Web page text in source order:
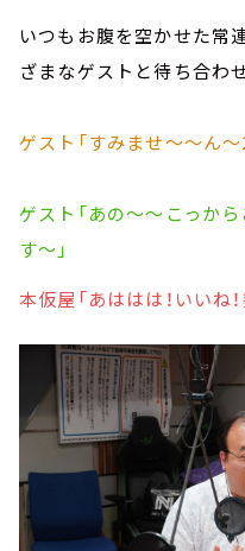
いつもお腹を空かせた常
ざまなゲストと待ち合わせ
ゲスト「すみませ～～ん～
ゲスト「あの～～こっか
す～」
本仮屋「あははは！いいね